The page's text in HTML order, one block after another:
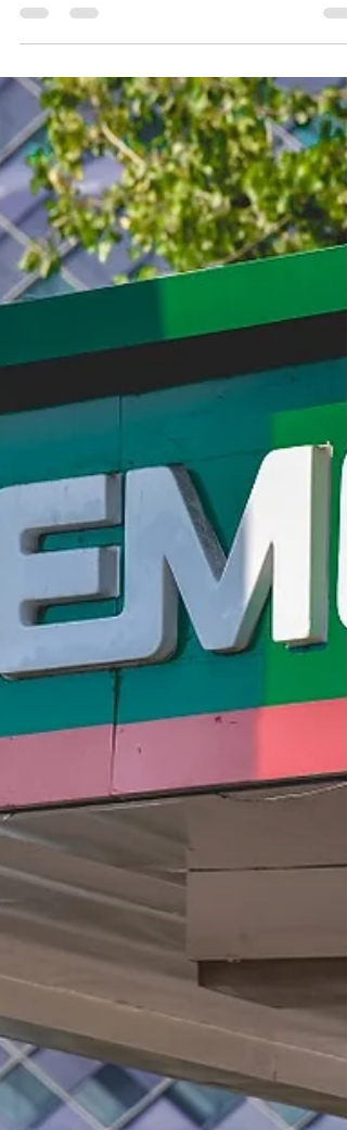
Bienestar, el cual se materializa en la
construcción...